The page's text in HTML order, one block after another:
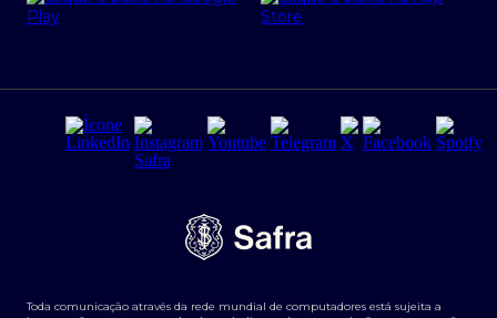
Regras e Parâmetros de Atuação Banco Safra
Segurança da Informação
Tarifas e serviços Pessoa Física
Transparência de remuneração
Empréstimo e financiamentos PJ
Derivativos
Agronegócios
Toda comunicação através da rede mundial de computadores está sujeita a